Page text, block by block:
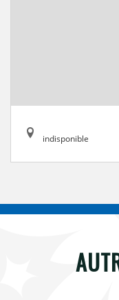
indisponible